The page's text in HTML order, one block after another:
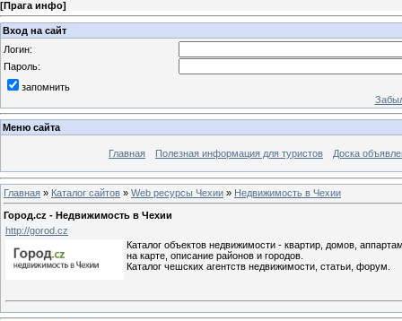
[Прага инфо]
Вход на сайт
Логин:
Пароль:
запомнить
Меню сайта
Главная Полезная информация для туристов Доска
Главная » Каталог сайтов » Web ресурсы Чехии » Недвижимость в Чехии
Город.cz - Недвижимость в Чехии
http://gorod.cz
Каталог объектов недвижимости - квартир, домов,
на карте, описание районов и городов.
Каталог чешских агентств недвижимости, статьи, форум.